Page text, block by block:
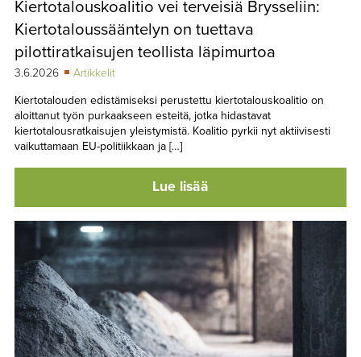
TAPAHTUMAT
YHTEYSTIEDOT
Kiertotalouskoalitio vei terveisiä Brysseliin:
Kiertotaloussääntelyn on tuettava
pilottiratkaisujen teollista läpimurtoa
3.6.2026
Artikkelit
Kiertotalouden edistämiseksi perustettu kiertotalouskoalitio on
aloittanut työn purkaakseen esteitä, jotka hidastavat
kiertotalousratkaisujen yleistymistä. Koalitio pyrkii nyt aktiivisesti
vaikuttamaan EU-politiikkaan ja […]
Lue lisää